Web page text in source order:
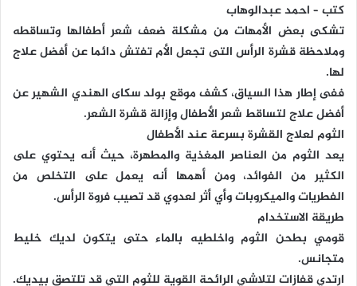
كتب – احمد عبدالوهاب
تشكى بعض الأمهات من مشكلة ضعف شعر أطفالها وتساقطه
وملاحظة قشرة الرأس التى تجعل الأم تفتش دائما عن أفضل علاج
لها.
ففى إطار هذا السياق، كشف موقع بولد سكاى الهندي الشهير عن
أفضل علاج لتساقط شعر الأطفال وإزالة قشرة الشعر.
الثوم لعلاج القشرة بسرعة عند الأطفال
يعد الثوم من العناصر المغذية والمطهرة، حيث أنه يحتوي على
الكثير من الفوائد، ومن أهمها أنه يعمل على التخلص من
الفطريات والميكروبات وأي أثر لعدوي قد تصيب فروة الرأس.
طريقة الاستخدام
قومي بطحن الثوم واخلطيه بالماء حتى يتكون لديك خليط
متجانس.
ارتدي قفازات لتلاشي الرائحة القوية للثوم التي قد تلتصق بيديك.